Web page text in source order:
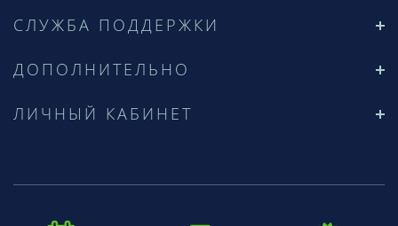
СЛУЖБА ПОДДЕРЖКИ
ДОПОЛНИТЕЛЬНО
ЛИЧНЫЙ КАБИНЕТ